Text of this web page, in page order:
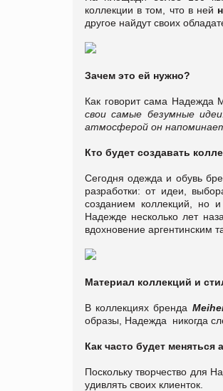
коллекции в том, что в ней
другое найдут своих
Зачем это ей нужно?
Как говорит сама Надежда
свои самые безумные идеи.
атмосферой он
Кто будет создавать
Сегодня одежда и обувь
разработки: от идеи,
созданием коллекций, но
Надежде несколько лет
вдохновение аргентинским
Материал коллекций и
В коллекциях бренда
образы, Надежда никогда
Как часто будет меняться
Поскольку творчество для
удивлять своих клиенток.